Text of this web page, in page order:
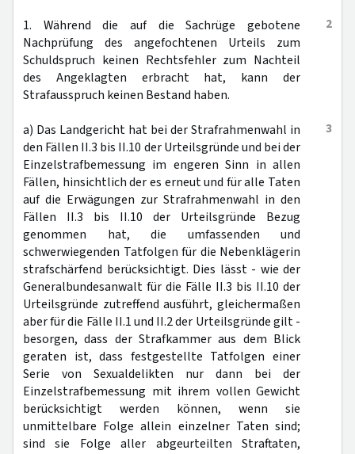
2
1. Während die auf die Sachrüge gebotene
Nachprüfung des angefochtenen Urteils zum
Schuldspruch keinen Rechtsfehler zum Nachteil
des Angeklagten erbracht hat, kann der
Strafausspruch keinen Bestand haben.
3
a) Das Landgericht hat bei der Strafrahmenwahl in
den Fällen II.3 bis II.10 der Urteilsgründe und bei der
Einzelstrafbemessung im engeren Sinn in allen
Fällen, hinsichtlich der es erneut und für alle Taten
auf die Erwägungen zur Strafrahmenwahl in den
Fällen II.3 bis II.10 der Urteilsgründe Bezug
genommen hat, die umfassenden und
schwerwiegenden Tatfolgen für die Nebenklägerin
strafschärfend berücksichtigt. Dies lässt - wie der
Generalbundesanwalt für die Fälle II.3 bis II.10 der
Urteilsgründe zutreffend ausführt, gleichermaßen
aber für die Fälle II.1 und II.2 der Urteilsgründe gilt -
besorgen, dass der Strafkammer aus dem Blick
geraten ist, dass festgestellte Tatfolgen einer
Serie von Sexualdelikten nur dann bei der
Einzelstrafbemessung mit ihrem vollen Gewicht
berücksichtigt werden können, wenn sie
unmittelbare Folge allein einzelner Taten sind;
sind sie Folge aller abgeurteilten Straftaten,